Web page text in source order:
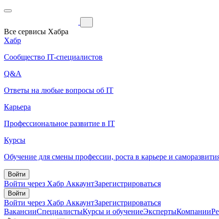
Все сервисы Хабра
Хабр
Сообщество IT-специалистов
Q&A
Ответы на любые вопросы об IT
Карьера
Профессиональное развитие в IT
Курсы
Обучение для смены профессии, роста в карьере и
Войти
Войти через Хабр АккаунтЗарегистрироваться
Войти
Войти через Хабр АккаунтЗарегистрироваться
ВакансииСпециалистыКурсы и обучениеЭкспертыКомпании